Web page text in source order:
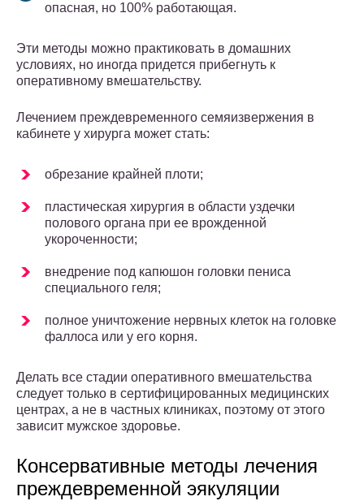
опасная, но 100% работающая.
Эти методы можно практиковать в домашних
условиях, но иногда придется прибегнуть к
оперативному вмешательству.
Лечением преждевременного семяизвержения в
кабинете у хирурга может стать:
обрезание крайней плоти;
пластическая хирургия в области уздечки
полового органа при ее врожденной
укороченности;
внедрение под капюшон головки пениса
специального геля;
полное уничтожение нервных клеток на головке
фаллоса или у его корня.
Делать все стадии оперативного вмешательства
следует только в сертифицированных медицинских
центрах, а не в частных клиниках, поэтому от этого
зависит мужское здоровье.
Консервативные методы лечения
преждевременной эякуляции